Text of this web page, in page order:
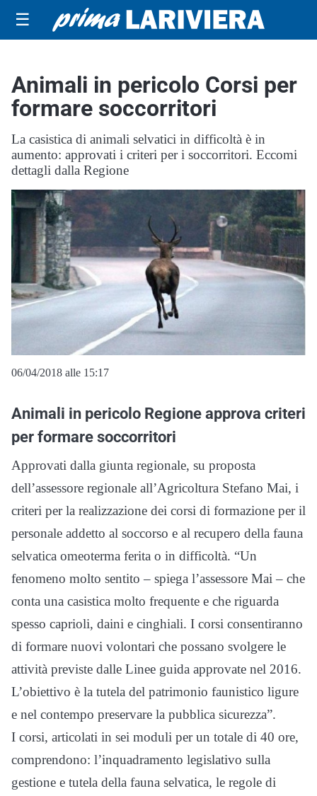
☰
Animali in pericolo Corsi per
formare soccorritori
La casistica di animali selvatici in difficoltà è in
aumento: approvati i criteri per i soccorritori. Eccomi
dettagli dalla Regione
06/04/2018 alle 15:17
Animali in pericolo Regione approva criteri
per formare soccorritori
Approvati dalla giunta regionale, su proposta
dell’assessore regionale all’Agricoltura Stefano Mai, i
criteri per la realizzazione dei corsi di formazione per il
personale addetto al soccorso e al recupero della fauna
selvatica omeoterma ferita o in difficoltà. “Un
fenomeno molto sentito – spiega l’assessore Mai – che
conta una casistica molto frequente e che riguarda
spesso caprioli, daini e cinghiali. I corsi consentiranno
di formare nuovi volontari che possano svolgere le
attività previste dalle Linee guida approvate nel 2016.
L’obiettivo è la tutela del patrimonio faunistico ligure
e nel contempo preservare la pubblica sicurezza”.
I corsi, articolati in sei moduli per un totale di 40 ore,
comprendono: l’inquadramento legislativo sulla
gestione e tutela della fauna selvatica, le regole di